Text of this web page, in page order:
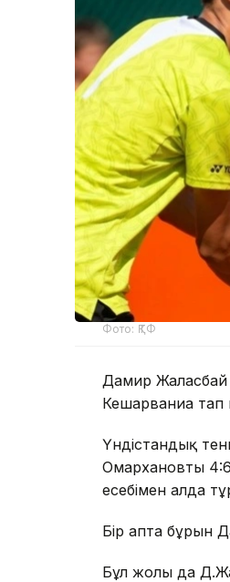
Фото: ҚТФ
Дамир
Кешарваниға тап
Үндістандық
Омархановты
есебімен алда
Бір апта бұрын
Бұл жолы да